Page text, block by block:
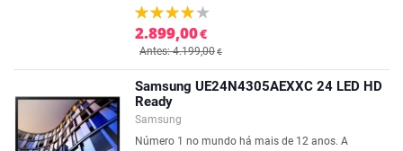
2.899,00€
Antes: 4.199,00€
Samsung UE24N4305AEXXC 24 LED HD
Ready
Samsung
Número 1 no mundo há mais de 12 anos. A